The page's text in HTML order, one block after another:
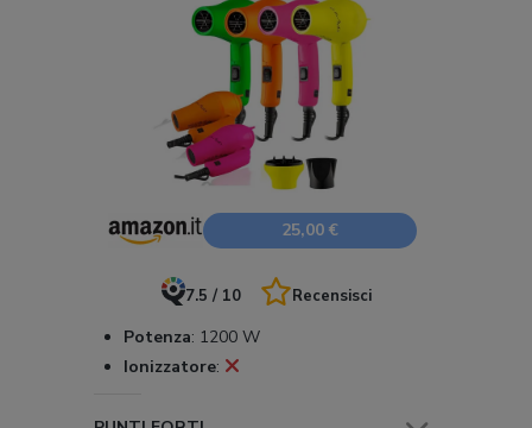
25,00 €
7.5 / 10 Recensisci
Potenza: 1200 W
Ionizzatore: